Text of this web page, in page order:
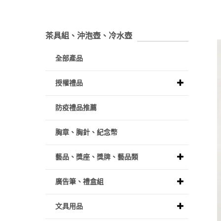
茶具組、沖泡壺、冷水壺
全部產品
授權禮品
防疫禮品推薦
胸章、胸針、紀念幣
藝品、獎座、獎牌、藝品類
廣告筆、禮盒組
文具用品